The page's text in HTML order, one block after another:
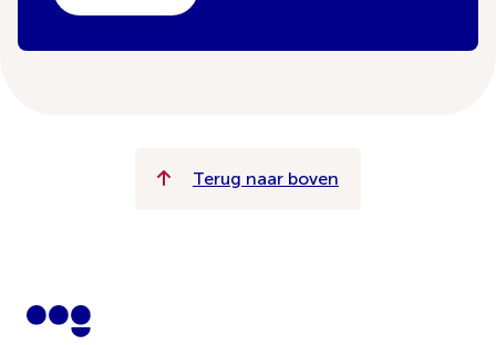
Terug naar boven